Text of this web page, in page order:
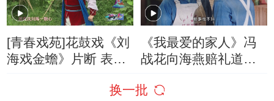
[青春戏苑]花鼓戏《刘
海戏金蟾》片断 表
《我最爱的家人》冯
战花向海燕赔礼道歉
换一批